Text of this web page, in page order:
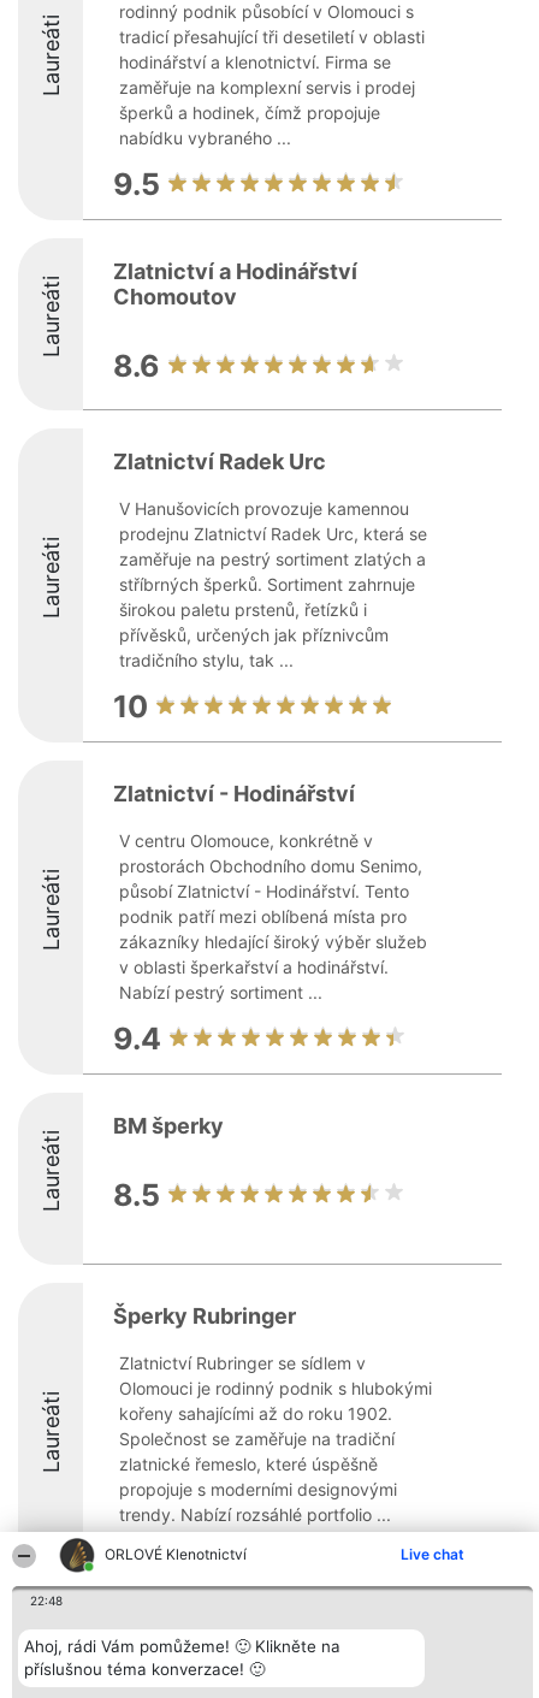
ORLOVÉ Klenotnictví Live chat
22:48
Ahoj, rádi Vám pomůžeme! 🙂 Klikněte na
příslušnou téma konverzace! 🙂
Laureáti
rodinný podnik působící v Olomouci s
tradicí přesahující tři desetiletí v oblasti
hodinářství a klenotnictví. Firma se
zaměřuje na komplexní servis i prodej
šperků a hodinek, čímž propojuje
nabídku vybraného ...
9.5
Laureáti
Zlatnictví a Hodinářství
Chomoutov
8.6
Laureáti
Zlatnictví Radek Urc
V Hanušovicích provozuje kamennou
prodejnu Zlatnictví Radek Urc, která se
zaměřuje na pestrý sortiment zlatých a
stříbrných šperků. Sortiment zahrnuje
širokou paletu prstenů, řetízků i
přívěsků, určených jak příznivcům
tradičního stylu, tak ...
10
Laureáti
Zlatnictví - Hodinářství
V centru Olomouce, konkrétně v
prostorách Obchodního domu Senimo,
působí Zlatnictví - Hodinářství. Tento
podnik patří mezi oblíbená místa pro
zákazníky hledající široký výběr služeb
v oblasti šperkařství a hodinářství.
Nabízí pestrý sortiment ...
9.4
Laureáti
BM šperky
8.5
Laureáti
Šperky Rubringer
Zlatnictví Rubringer se sídlem v
Olomouci je rodinný podnik s hlubokými
kořeny sahajícími až do roku 1902.
Společnost se zaměřuje na tradiční
zlatnické řemeslo, které úspěšně
propojuje s moderními designovými
trendy. Nabízí rozsáhlé portfolio ...
Organizátor hlasování
Bright Side Solutions sp. z o.
o. sp. k.
Plebiscyt
Vítězové
Seznam všech